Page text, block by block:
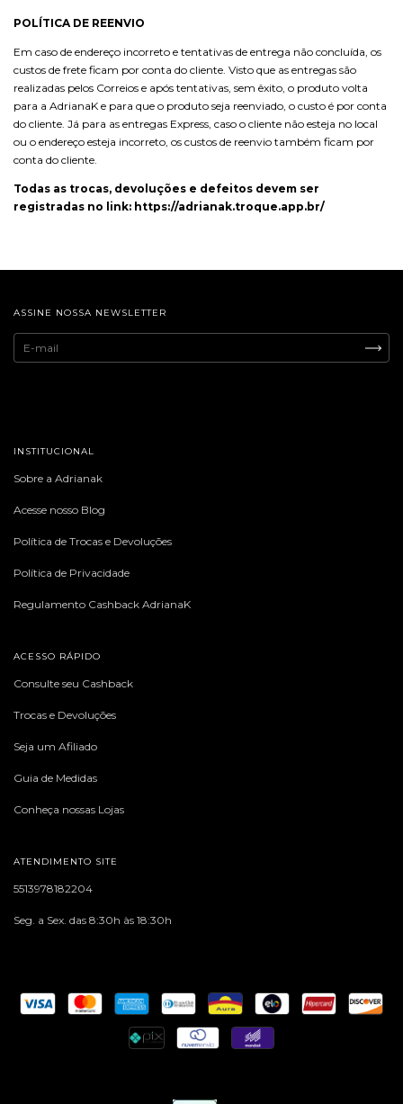
POLÍTICA DE REENVIO
Em caso de endereço incorreto e tentativas de entrega não concluída, os
custos de frete ficam por conta do cliente. Visto que as entregas são
realizadas pelos Correios e após tentativas, sem êxito, o produto volta
para a AdrianaK e para que o produto seja reenviado, o custo é por conta
do cliente. Já para as entregas Express, caso o cliente não esteja no local
ou o endereço esteja incorreto, os custos de reenvio também ficam por
conta do cliente.
Todas as trocas, devoluções e defeitos devem ser
registradas no link: https://adrianak.troque.app.br/
ASSINE NOSSA NEWSLETTER
INSTITUCIONAL
Sobre a Adrianak
Acesse nosso Blog
Política de Trocas e Devoluções
Política de Privacidade
Regulamento Cashback AdrianaK
ACESSO RÁPIDO
Consulte seu Cashback
Trocas e Devoluções
Seja um Afiliado
Guia de Medidas
Conheça nossas Lojas
ATENDIMENTO SITE
5513978182204
Seg. a Sex. das 8:30h às 18:30h